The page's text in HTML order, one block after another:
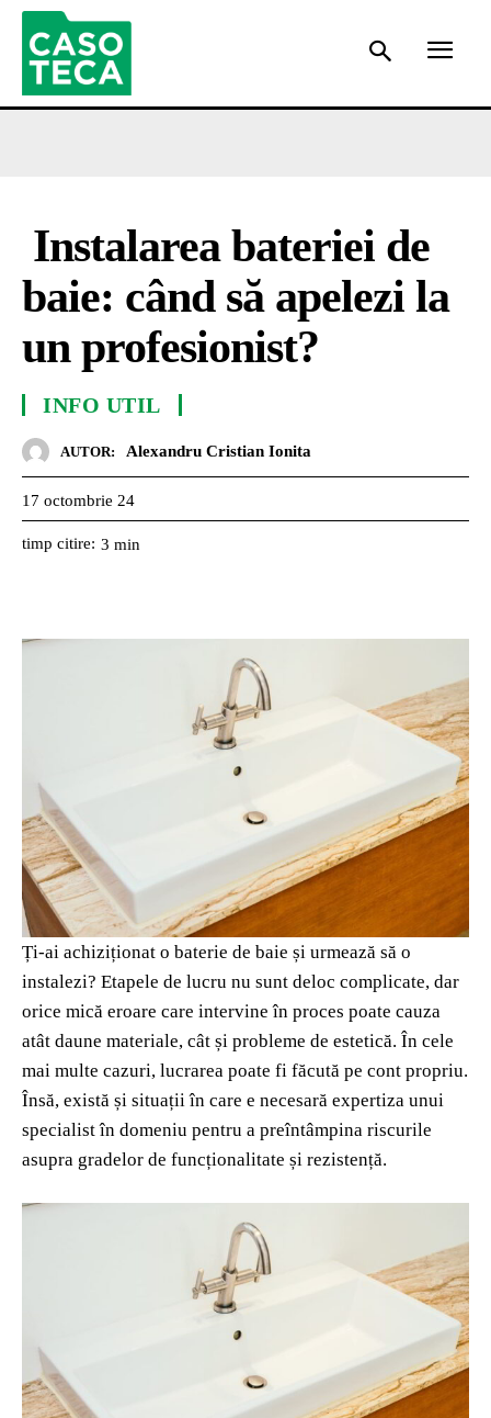
Instalarea bateriei de
baie: când să apelezi la
un profesionist?
INFO UTIL
AUTOR: Alexandru Cristian Ionita
17 octombrie 24
timp citire: 3 min
Ți-ai achiziționat o baterie de baie și urmează să o
instalezi? Etapele de lucru nu sunt deloc complicate, dar
orice mică eroare care intervine în proces poate cauza
atât daune materiale, cât și probleme de estetică. În cele
mai multe cazuri, lucrarea poate fi făcută pe cont propriu.
Însă, există și situații în care e necesară expertiza unui
specialist în domeniu pentru a preîntâmpina riscurile
asupra gradelor de funcționalitate și rezistență.